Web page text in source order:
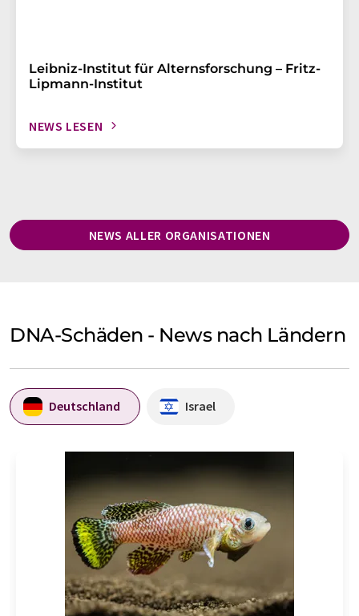
Leibniz-Institut für Alternsforschung – Fritz-
Lipmann-Institut
NEWS LESEN
NEWS ALLER ORGANISATIONEN
DNA-Schäden - News nach Ländern
Deutschland Israel